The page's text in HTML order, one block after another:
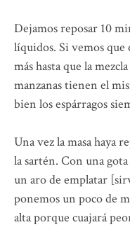
Dejamos reposar 10
líquidos. Si vemos
más hasta que la
manzanas tienen el
bien los espárragos
Una vez la masa haya
la sartén. Con una
un aro de emplatar
ponemos un poco de
alta porque cuajará